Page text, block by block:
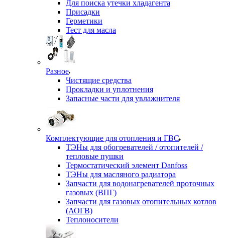
Для поиска утечки хладагента
Присадки
Герметики
Тест для масла
Разное
Чистящие средства
Прокладки и уплотнения
Запасные части для увлажнителя
Комплектующие для отопления и ГВС
ТЭНы для обогревателей / отопителей /
тепловые пушки
Термостатический элемент Danfoss
ТЭНы для масляного радиатора
Запчасти для водонагревателей проточных
газовых (ВПГ)
Запчасти для газовых отопительных котлов
(АОГВ)
Теплоносители